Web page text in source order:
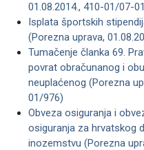
01.08.2014., 410-01/07-
Isplata športskih
(Porezna uprava,
Tumačenje članka 69.
povrat obračunanog i
neuplaćenog (Porezna
01/976)
Obveza osiguranja i
osiguranja za hrvatskog
inozemstvu (Porezna